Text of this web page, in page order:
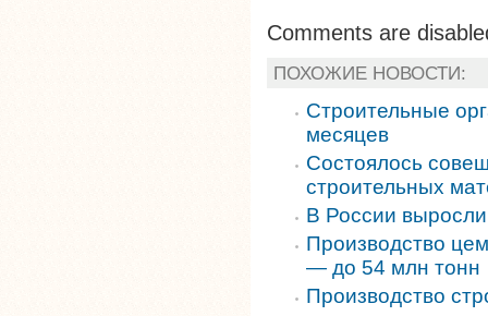
Comments are
ПОХОЖИЕ НОВОСТИ:
Строительные
месяцев
Состоялось
строительных
В России выросли
Производство
— до 54 млн тонн
Производство